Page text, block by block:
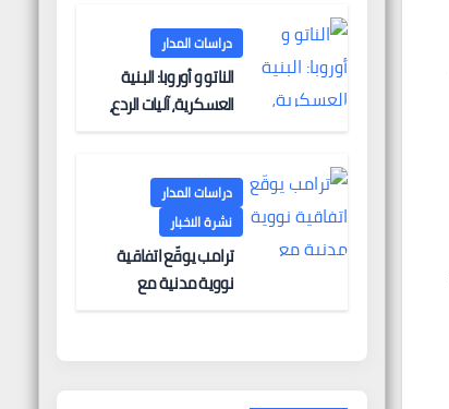
دراسات المدار
الناتو و أوروبا: البنية
العسكرية، آليات الردع،
دراسات المدار
نشرة الاخبار
ترامب يوقّع اتفاقية
نووية مدنية مع
دبلوماسي كبير” —
وباكستان تطلب 10